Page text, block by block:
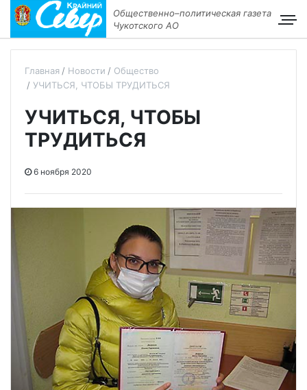
Общественно–политическая газета
Чукотского АО
Главная Новости
Общество
УЧИТЬСЯ, ЧТОБЫ ТРУДИТЬСЯ
УЧИТЬСЯ, ЧТОБЫ
ТРУДИТЬСЯ
6 ноября 2020